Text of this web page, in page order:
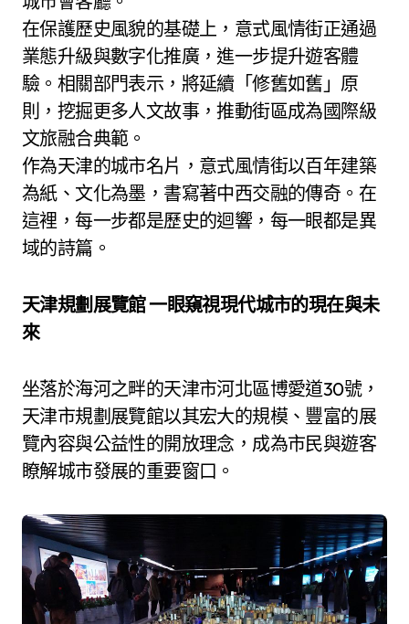
在保護歷史風貌的基礎上，意式風情街正通過
業態升級與數字化推廣，進一步提升遊客體
驗。相關部門表示，將延續「修舊如舊」原
則，挖掘更多人文故事，推動街區成為國際級
文旅融合典範。
作為天津的城市名片，意式風情街以百年建築
為紙、文化為墨，書寫著中西交融的傳奇。在
這裡，每一步都是歷史的迴響，每一眼都是異
域的詩篇。
天津規劃展覽館 一眼窺視現代城市的現在與未
來
坐落於海河之畔的天津市河北區博愛道30號，
天津市規劃展覽館以其宏大的規模、豐富的展
覽內容與公益性的開放理念，成為市民與遊客
瞭解城市發展的重要窗口。